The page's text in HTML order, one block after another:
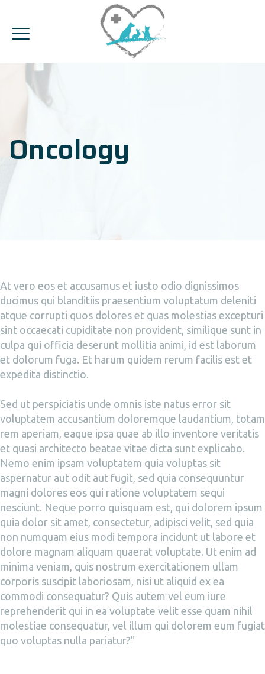
Oncology
At vero eos et accusamus et iusto odio dignissimos
ducimus qui blanditiis praesentium voluptatum deleniti
atque corrupti quos dolores et quas molestias excepturi
sint occaecati cupiditate non provident, similique sunt in
culpa qui officia deserunt mollitia animi, id est laborum
et dolorum fuga. Et harum quidem rerum facilis est et
expedita distinctio.
Sed ut perspiciatis unde omnis iste natus error sit
voluptatem accusantium doloremque laudantium, totam
rem aperiam, eaque ipsa quae ab illo inventore veritatis
et quasi architecto beatae vitae dicta sunt explicabo.
Nemo enim ipsam voluptatem quia voluptas sit
aspernatur aut odit aut fugit, sed quia consequuntur
magni dolores eos qui ratione voluptatem sequi
nesciunt. Neque porro quisquam est, qui dolorem ipsum
quia dolor sit amet, consectetur, adipisci velit, sed quia
non numquam eius modi tempora incidunt ut labore et
dolore magnam aliquam quaerat voluptate. Ut enim ad
minima veniam, quis nostrum exercitationem ullam
corporis suscipit laboriosam, nisi ut aliquid ex ea
commodi consequatur? Quis autem vel eum iure
reprehenderit qui in ea voluptate velit esse quam nihil
molestiae consequatur, vel illum qui dolorem eum fugiat
quo voluptas nulla pariatur?"